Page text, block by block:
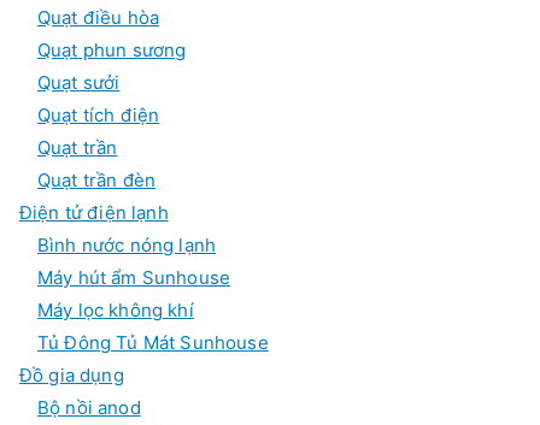
Quạt điều hòa
Quạt phun sương
Quạt sưởi
Quạt tích điện
Quạt trần
Quạt trần đèn
Điện tử điện lạnh
Bình nước nóng lạnh
Máy hút ẩm Sunhouse
Máy lọc không khí
Tủ Đông Tủ Mát Sunhouse
Đồ gia dụng
Bộ nồi anod